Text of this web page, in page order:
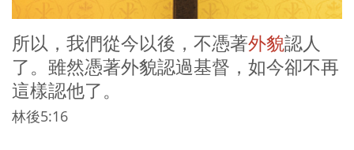
所以，我們從今以後，不憑著外貌認人
了。雖然憑著外貌認過基督，如今卻不再
這樣認他了。
林後5:16